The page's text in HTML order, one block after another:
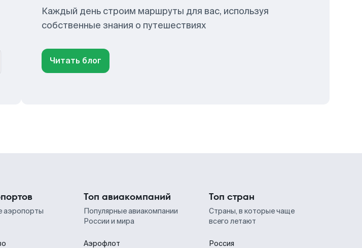
Каждый день строим маршруты для вас, используя
собственные знания о путешествиях
Читать блог
аэропорты
Топ авиакомпаний
Популярные авиакомпании
России и мира
Аэрофлот
Топ стран
Страны, в которые чаще
всего летают
Россия